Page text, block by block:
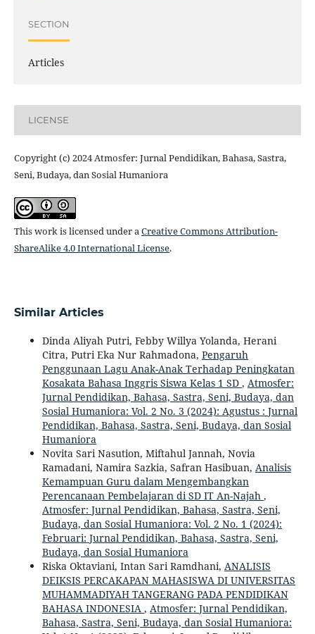
SECTION
Articles
LICENSE
Copyright (c) 2024 Atmosfer: Jurnal Pendidikan, Bahasa, Sastra,
Seni, Budaya, dan Sosial Humaniora
This work is licensed under aCreative Commons Attribution-
ShareAlike 4.0 International License.
Similar Articles
Dinda Aliyah Putri, Febby Willya Yolanda, Herani
Citra, Putri Eka Nur Rahmadona, Pengaruh
Penggunaan Lagu Anak-Anak Terhadap Peningkatan
Kosakata Bahasa Inggris Siswa Kelas 1 SD , Atmosfer:
Jurnal Pendidikan, Bahasa, Sastra, Seni, Budaya, dan
Sosial Humaniora: Vol. 2 No. 3 (2024): Agustus : Jurnal
Pendidikan, Bahasa, Sastra, Seni, Budaya, dan Sosial
Humaniora
Novita Sari Nasution, Miftahul Jannah, Novia
Ramadani, Namira Sazkia, Safran Hasibuan, Analisis
Kemampuan Guru dalam Mengembangkan
Perencanaan Pembelajaran di SD IT An-Najah ,
Atmosfer: Jurnal Pendidikan, Bahasa, Sastra, Seni,
Budaya, dan Sosial Humaniora: Vol. 2 No. 1 (2024):
Februari: Jurnal Pendidikan, Bahasa, Sastra, Seni,
Budaya, dan Sosial Humaniora
Riska Oktaviani, Intan Sari Ramdhani, ANALISIS
DEIKSIS PERCAKAPAN MAHASISWA DI UNIVERSITAS
MUHAMMADIYAH TANGERANG PADA PENDIDIKAN
BAHASA INDONESIA , Atmosfer: Jurnal Pendidikan,
Bahasa, Sastra, Seni, Budaya, dan Sosial Humaniora: